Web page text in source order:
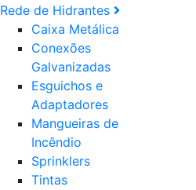
Rede de Hidrantes
Caixa Metálica
Conexões
Galvanizadas
Esguichos e
Adaptadores
Mangueiras de
Incêndio
Sprinklers
Tintas